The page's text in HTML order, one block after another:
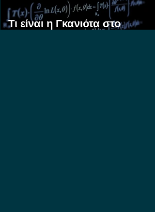
Τι είναι η Γκανιότα στο